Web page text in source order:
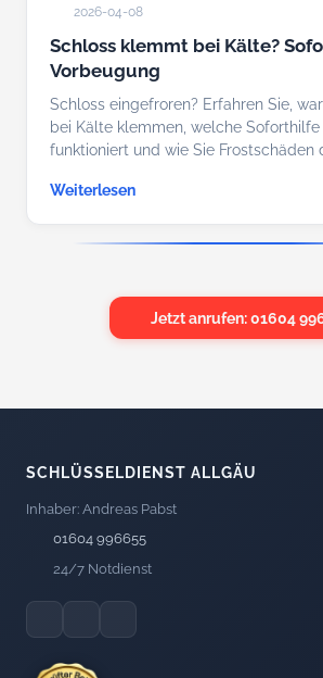
2026-04-08
Schloss klemmt bei Kälte?
Vorbeugung
Schloss eingefroren? Erfahren Sie,
bei Kälte klemmen, welche
funktioniert und wie Sie Frostschäden
Weiterlesen
Jetzt anrufen: 01604
SCHLÜSSELDIENST ALLGÄU
Inhaber: Andreas Pabst
01604 996655
24/7 Notdienst